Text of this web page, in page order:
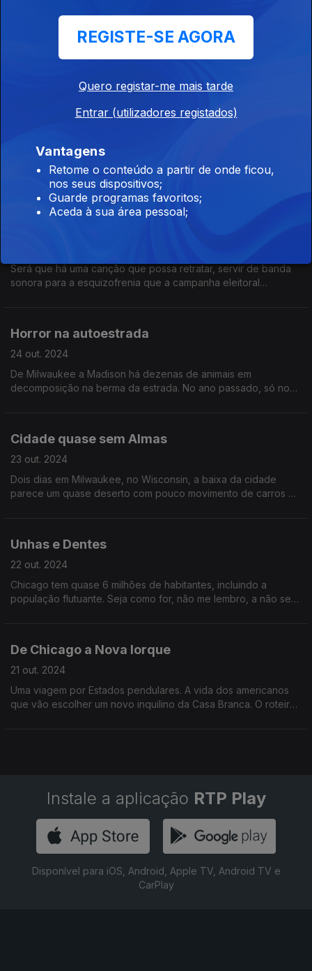
Nas sombras
Dearborn é uma cidade nos subúrbios de Detroit. Tem a maior
imigrantes que procuram melhores condições de vida.
A régua e esquadro
Entrar num comício é como entrar num festival de verão: regras
apertadas de segurança. Se tens uma solução criativa, é
preciso explicar a régua e esquadro.
Será que há uma canção que possa retratar, servir de banda
sonora para a esquizofrenia que a campanha eleitoral
Horror na autoestrada
24 out. 2024
De Milwaukee a Madison há dezenas de animais em
decomposição na berma da estrada. No ano passado, só no
Cidade quase sem Almas
23 out. 2024
Dois dias em Milwaukee, no Wisconsin, a baixa da cidade
parece um quase deserto com pouco movimento de carros e
Unhas e Dentes
22 out. 2024
Chicago tem quase 6 milhões de habitantes, incluindo a
população flutuante. Seja como for, não me lembro, a não ser
De Chicago a Nova Iorque
21 out. 2024
Uma viagem por Estados pendulares. A vida dos americanos
que vão escolher um novo inquilino da Casa Branca. O roteiro
Instale a aplicação RTP Play
Disponível para iOS, Android, Apple TV, Android TV e
CarPlay
REGISTE-SE AGORA
Quero registar-me mais tarde
Entrar (utilizadores registados)
Vantagens
Retome o conteúdo a partir de onde ficou,
nos seus dispositivos;
Guarde programas favoritos;
Aceda à sua área pessoal;